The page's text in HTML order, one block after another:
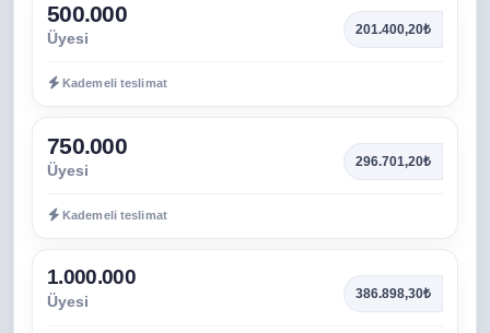
500.000
Üyesi 201.400,20₺
Kademeli teslimat
750.000
Üyesi 296.701,20₺
Kademeli teslimat
1.000.000
Üyesi 386.898,30₺